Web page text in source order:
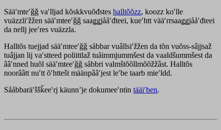
Sääʹmteʹǧǧ vaʹlljad kõskkvuõđstes halltõõzz, koozz koʹlle
vuäzzliʹžžen sääʹmteeʹǧǧ saaǥǥjååʹđteei, kueʹhtt vääʹrrsaaǥǥjååʹđteei
da nellj jeeʹres vuäzzla.
Halltõs tuejjad sääʹmteeʹǧǧ såbbar vuâllsiʹžžen da tõn vuõss-sâjjsaž
tuâjjan lij vaʹstteed poliittlaž tuåimmjummšest da vaaldšummšest da
ââʹnned huõl sääʹmteeʹǧǧ såbbri valmštõõllmõõžžâst. Halltõs
noorââtt nuʹtt õʹhttešt määnpââʹjest leʹbe taarb mieʹldd.
Sååbbaräʹššǩeeʹrj käunnʼje dokumeeʹntin tääiʹben.